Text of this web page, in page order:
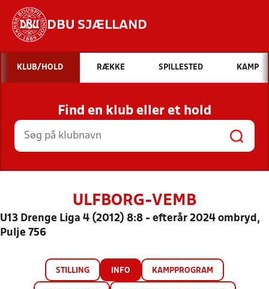
DBU SJÆLLAND
Hvad vil du søge efter?
INDHOLD OG NYHEDER
STILLINGER, RESULTATER, KLUBBER OG
HOLD
KLUB/HOLD RÆKKE SPILLESTED KAMP
Find en klub eller et hold
ULFBORG-VEMB
U13 Drenge Liga 4 (2012) 8:8 - efterår 2024 ombryd,
Pulje 756
STILLING INFO KAMPPROGRAM